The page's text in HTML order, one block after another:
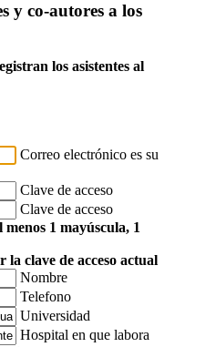
y co-autores a los
los asistentes al
Correo electrónico es su
Clave de acceso
Clave de acceso
1 mayúscula, 1
clave de acceso actual
Nombre
Telefono
Universidad
Hospital en que labora